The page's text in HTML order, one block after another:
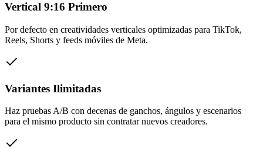
Vertical 9:16 Primero
Por defecto en creatividades verticales optimizadas para TikTok,
Reels, Shorts y feeds móviles de Meta.
Variantes Ilimitadas
Haz pruebas A/B con decenas de ganchos, ángulos y escenarios
para el mismo producto sin contratar nuevos creadores.